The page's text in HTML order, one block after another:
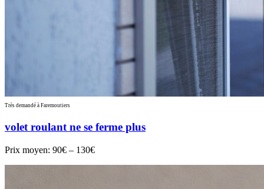
Très demandé à Faremoutiers
volet roulant ne se ferme plus
Prix moyen: 90€ – 130€